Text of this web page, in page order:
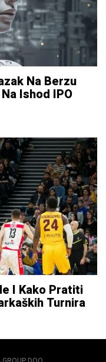
Na Berzu
Ishod IPO
I Kako Pratiti
Turnira